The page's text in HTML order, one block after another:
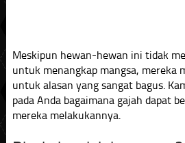
Meskipun hewan-hewan ini tidak
untuk menangkap mangsa, mereka
untuk alasan yang sangat bagus.
pada Anda bagaimana gajah dapat
mereka melakukannya.